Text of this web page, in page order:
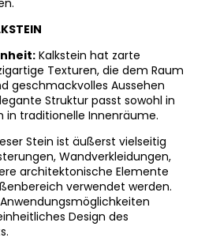
Kalkstein hat zarte
Texturen, die dem Raum
geschmackvolles Aussehen
Struktur passt sowohl in
in traditionelle Innenräume.
Stein ist äußerst vielseitig
Wandverkleidungen,
architektonische Elemente
verwendet werden.
Design des